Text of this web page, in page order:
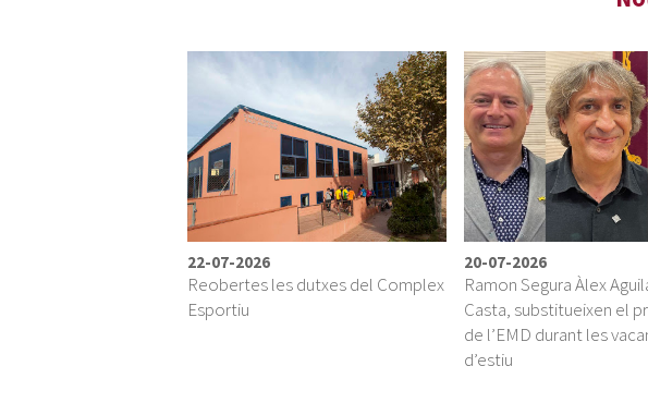
22-07-2026
Reobertes les dutxes del Complex
Esportiu
20-07-2026
Ramon Segura Àlex
Casta, substitueixen el
de l’EMD durant les
d’estiu